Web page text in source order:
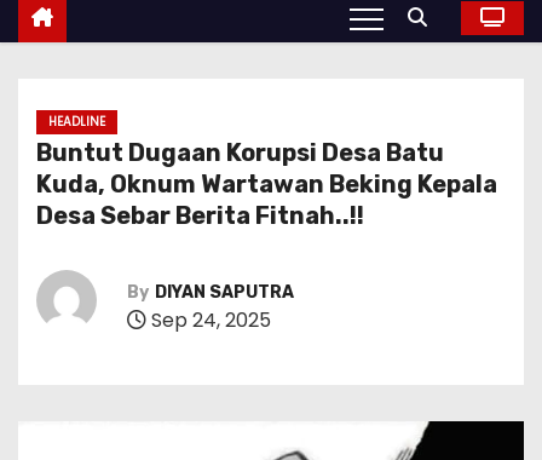
HEADLINE
Buntut Dugaan Korupsi Desa Batu
Kuda, Oknum Wartawan Beking Kepala
Desa Sebar Berita Fitnah..!!
By DIYAN SAPUTRA
Sep 24, 2025